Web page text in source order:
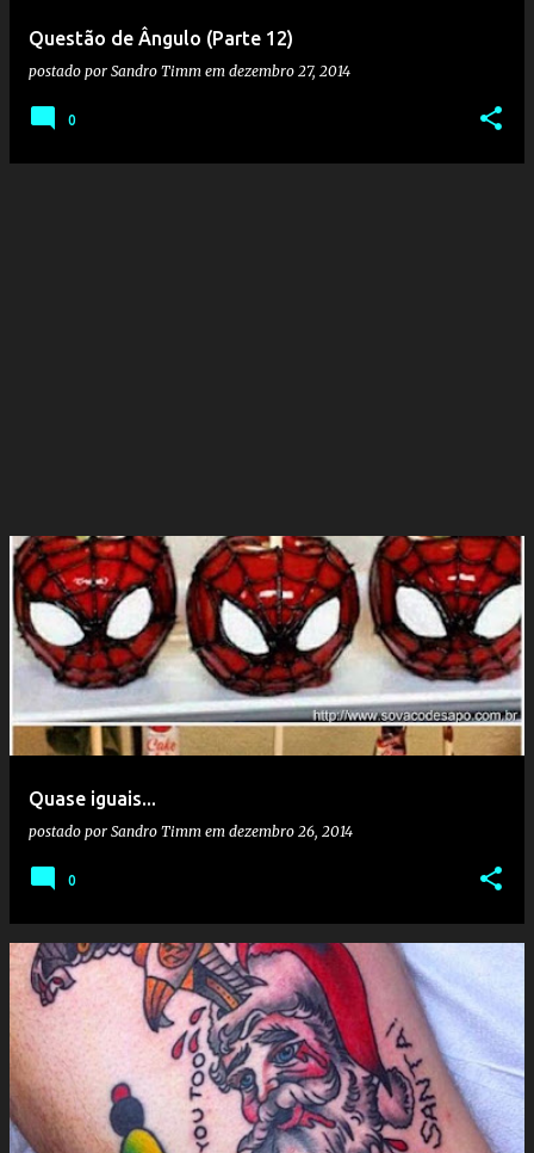
Questão de Ângulo (Parte 12)
postado por Sandro Timm em dezembro 27, 2014
0
Quase iguais...
postado por Sandro Timm em dezembro 26, 2014
0